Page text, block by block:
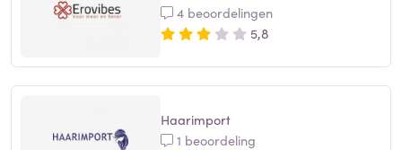
4 beoordelingen
5,8
Haarimport
1 beoordeling